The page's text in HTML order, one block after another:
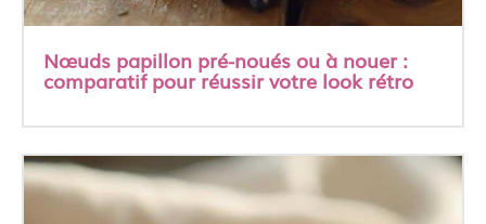
Nœuds papillon pré-noués ou à nouer :
comparatif pour réussir votre look rétro